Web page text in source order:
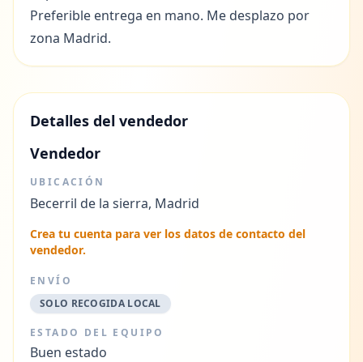
Preferible entrega en mano. Me desplazo por
zona Madrid.
Detalles del vendedor
Vendedor
UBICACIÓN
Becerril de la sierra, Madrid
Crea tu cuenta para ver los datos de contacto del
vendedor.
ENVÍO
SOLO RECOGIDA LOCAL
ESTADO DEL EQUIPO
Buen estado